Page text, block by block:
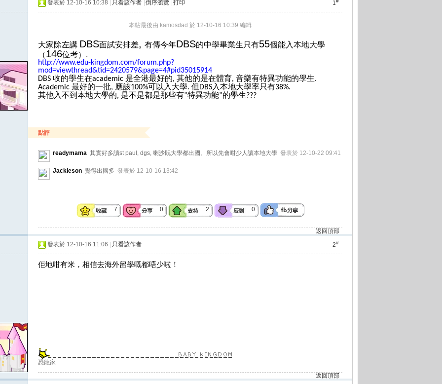
1
發表於 12-10-16 10:38 只看該作者 倒序瀏覽 打印
本帖最後由 kamosdad 於 12-10-16 10:39 編輯
大家除左講 DBS面試安排差, 有傳今年DBS的中學畢業生只有55個能入本地大學
（146位考） .
http://www.edu-kingdom.com/forum.php?
mod=viewthread&tid=2420579&page=4#pid35015914
DBS 收的學生在academic 是全港最好的, 其他的是在體育, 音樂有特異功能的學生.
Academic 最好的一批, 應該100%可以入大學. 但 DBS入本地大學率只有38%.
其他入不到本地大學的, 是不是都是那些有”特異功能”的學生???
點評
readymama 其實好多讀st paul, dgs, 喇沙既大學都出國。所以先會咁少人讀本地大學 發表於 12-10-22 09:41
Jackieson 覺得出國多 發表於 12-10-16 13:42
7 0 2 0
返回頂部
2#
發表於 12-10-16 11:06 只看該作者
佢地咁有米，相信去海外留學嘅都唔少啦！
恐龍家
返回頂部